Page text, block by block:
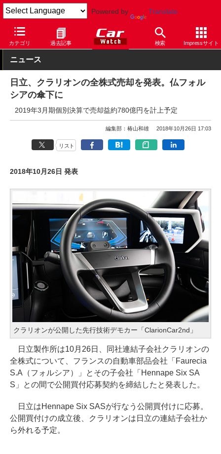
Powered by Translate
カテゴリ 過去記事 検索 Impressサイト
Car Watch 技術 安全 先進安全
ニュース
日立、クラリオンの全株式売却を発表。仏フォル
シアの傘下に
2019年3月期個別決算で売却益約780億円を計上予定
編集部：椿山和雄 2018年10月26日 17:03
リスト
2018年10月26日 発表
クラリオンが公開した先行技術デモカー「ClarionCar2nd」
日立製作所は10月26日、同社連結子会社クラリオンの
全株式について、フランスの自動車部品会社「Faurecia
S.A（フォルシア）」とその子会社「Hennape Six SA
S」との間で公開買付応募契約を締結したと発表した。
日立はHennape Six SASが行なう公開買付けに応募。
公開買付けの成立後、クラリオンは日立の連結子会社か
ら外れる予定。